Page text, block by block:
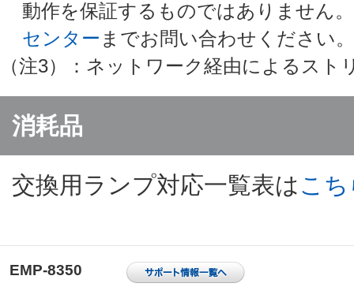
動作を保証するものではありません
センター までお問い合わせください。
（注3）：ネットワーク経由によるスト
消耗品
交換用ランプ対応一覧表は こ
EMP-8350